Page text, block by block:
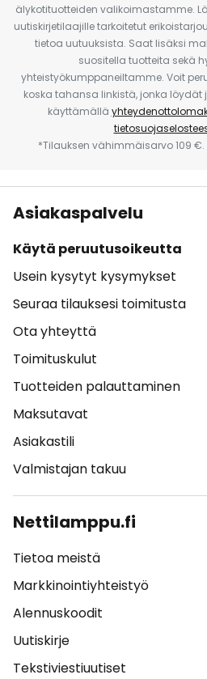
älykotituotteiden valikoimastamme.
uutiskirjetilaajille tarkoitetut
tietoa uutuuksista. Saat lisäksi
suositella tuotteita sekä
yhteistyökumppaneiltamme. Voit
koska tahansa linkistä, jonka löydät
käyttämällä
*Tilauksen vähimmäisarvo 109 €.
Asiakaspalvelu
Käytä peruutusoikeutta
Usein kysytyt kysymykset
Seuraa tilauksesi toimitusta
Ota yhteyttä
Toimituskulut
Tuotteiden palauttaminen
Maksutavat
Asiakastili
Valmistajan takuu
Nettilamppu.fi
Tietoa meistä
Markkinointiyhteistyö
Alennuskoodit
Uutiskirje
Tekstiviestiuutiset